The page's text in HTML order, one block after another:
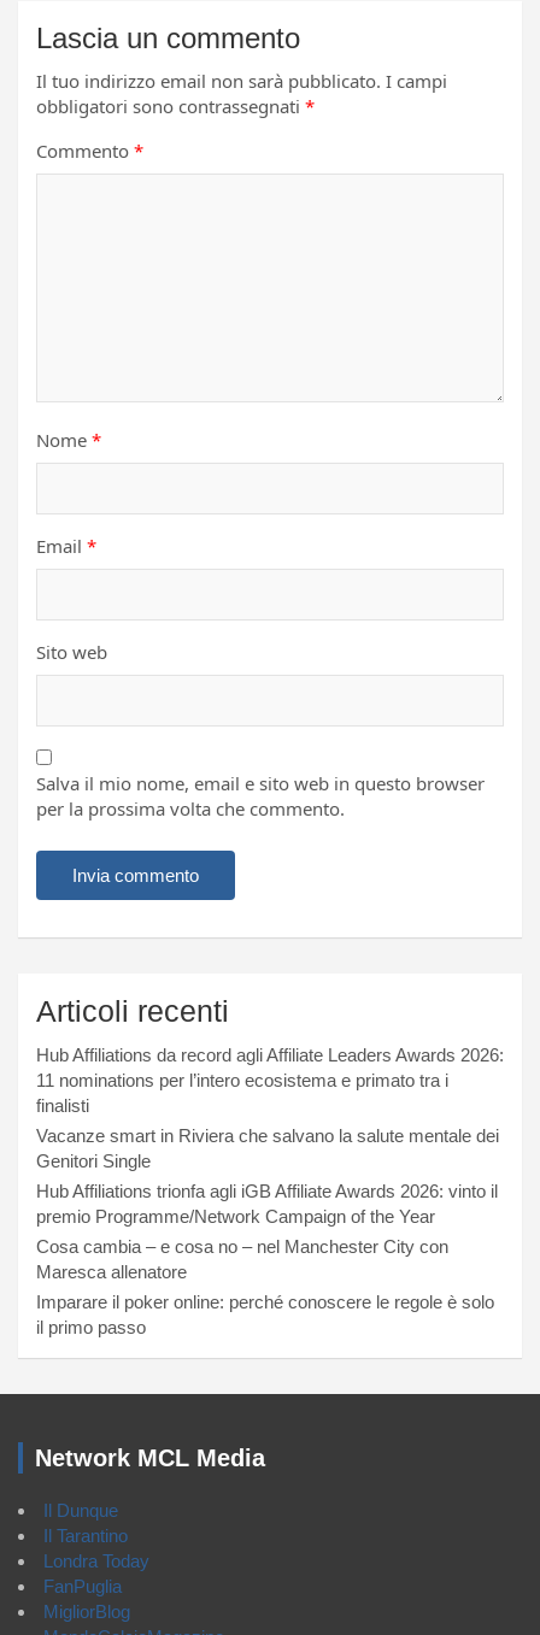
Lascia un commento
Il tuo indirizzo email non sarà pubblicato. I campi
obbligatori sono contrassegnati *
Commento *
Nome *
Email *
Sito web
Salva il mio nome, email e sito web in questo browser
per la prossima volta che commento.
Articoli recenti
Hub Affiliations da record agli Affiliate Leaders Awards 2026:
11 nominations per l’intero ecosistema e primato tra i
finalisti
Vacanze smart in Riviera che salvano la salute mentale dei
Genitori Single
Hub Affiliations trionfa agli iGB Affiliate Awards 2026: vinto il
premio Programme/Network Campaign of the Year
Cosa cambia – e cosa no – nel Manchester City con
Maresca allenatore
Imparare il poker online: perché conoscere le regole è solo
il primo passo
Network MCL Media
Il Dunque
Il Tarantino
Londra Today
FanPuglia
MigliorBlog